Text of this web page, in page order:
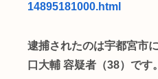
14895181000.html
逮捕されたのは宇都宮市
口大輔 容疑者（38）です。